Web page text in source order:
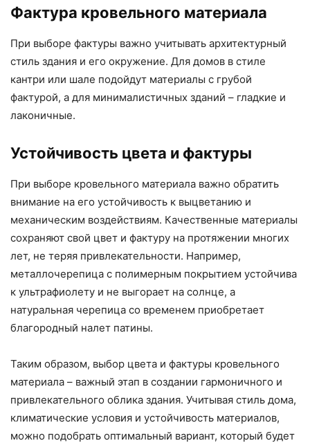
Фактура кровельного материала
При выборе фактуры важно учитывать архитектурный
стиль здания и его окружение. Для домов в стиле
кантри или шале подойдут материалы с грубой
фактурой, а для минималистичных зданий – гладкие и
лаконичные.
Устойчивость цвета и фактуры
При выборе кровельного материала важно обратить
внимание на его устойчивость к выцветанию и
механическим воздействиям. Качественные материалы
сохраняют свой цвет и фактуру на протяжении многих
лет, не теряя привлекательности. Например,
металлочерепица с полимерным покрытием устойчива
к ультрафиолету и не выгорает на солнце, а
натуральная черепица со временем приобретает
благородный налет патины.
Таким образом, выбор цвета и фактуры кровельного
материала – важный этап в создании гармоничного и
привлекательного облика здания. Учитывая стиль дома,
климатические условия и устойчивость материалов,
можно подобрать оптимальный вариант, который будет